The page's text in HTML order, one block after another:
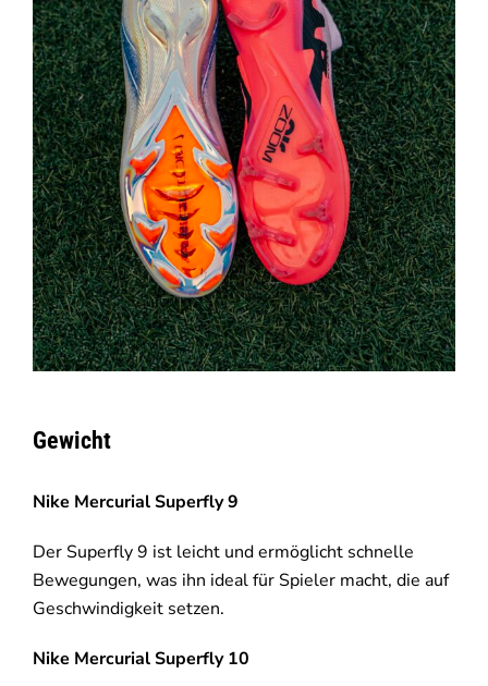
Gewicht
Nike Mercurial Superfly 9
Der Superfly 9 ist leicht und ermöglicht schnelle
Bewegungen, was ihn ideal für Spieler macht, die auf
Geschwindigkeit setzen.
Nike Mercurial Superfly 10